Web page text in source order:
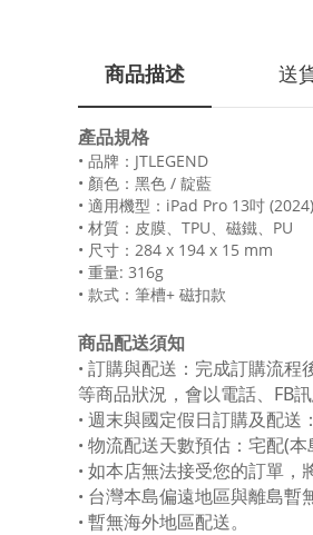
商品描述 送
產品規格
• 品牌：JTLEGEND
• 顏色：黑色 / 靛藍
• 適用機型：iPad Pro 13吋 (2024)
• 材質：皮膜、TPU、磁鐵、PU
• 尺寸：284 x 194 x 15 mm
• 重量: 316g
• 款式：筆槽+ 磁扣款
商品配送須知
• 訂購與配送：完成訂購流程
等商品狀況，會以電話、FB
• 週末與國定假日訂購及配送
• 物流配送天數預估：宅配(
• 如本店無法接受您的訂單，
• 台灣本島偏遠地區與離島暫
• 暫無海外地區配送。